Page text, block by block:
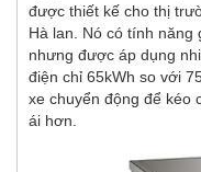
được thiết kế cho thị
Hà lan. Nó có tính năng
nhưng được áp dụng
điện chỉ 65kWh so với
xe chuyển động để kéo
ái hơn.